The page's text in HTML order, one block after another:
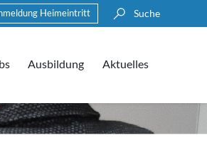
Heimeintritt Suche
Ausbildung Aktuelles